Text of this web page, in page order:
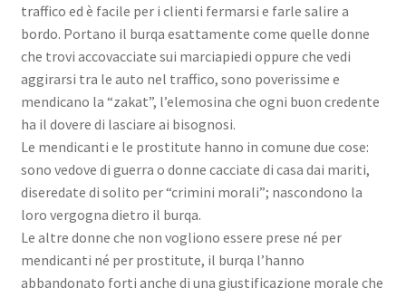
traffico ed è facile per i clienti fermarsi e farle salire a
bordo. Portano il burqa esattamente come quelle donne
che trovi accovacciate sui marciapiedi oppure che vedi
aggirarsi tra le auto nel traffico, sono poverissime e
mendicano la “zakat”, l’elemosina che ogni buon credente
ha il dovere di lasciare ai bisognosi.
Le mendicanti e le prostitute hanno in comune due cose:
sono vedove di guerra o donne cacciate di casa dai mariti,
diseredate di solito per “crimini morali”; nascondono la
loro vergogna dietro il burqa.
Le altre donne che non vogliono essere prese né per
mendicanti né per prostitute, il burqa l’hanno
abbandonato forti anche di una giustificazione morale che